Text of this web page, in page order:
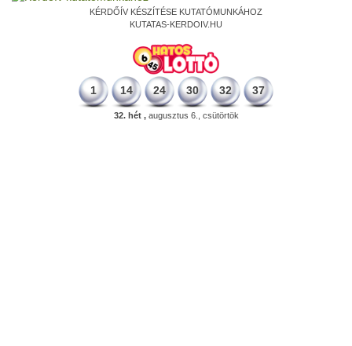
KÉRDŐÍV KÉSZÍTÉSE KUTATÓMUNKÁHOZ
KUTATAS-KERDOIV.HU
1 14 24 30 32 37
32. hét ,augusztus 6., csütörtök